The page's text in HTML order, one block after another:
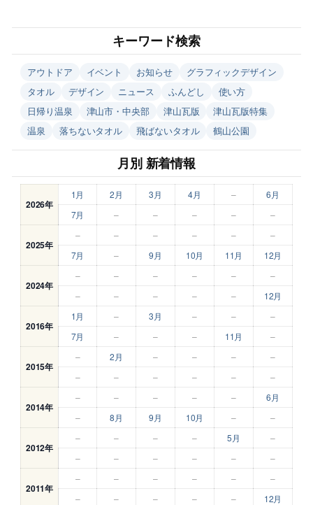
キーワード検索
アウトドア イベント お知らせ
グラフィックデザイン
タオル
デザイン ニュース ふんどし
使い方
日帰り温泉
津山市・中央部 津山瓦版
津山瓦版特集
温泉
落ちないタオル 飛ばないタオル 鶴山公園
月別 新着情報
2026年
1月 2月 3月 4月 –
6月
7月
– – – – –
2025年
– – – – –
–
7月
– 9月 10月 11月 12月
2024年
– – – – –
–
–
– – – – 12月
2016年
1月 – 3月 – –
–
7月
– – – 11月 –
2015年
– 2月 – – –
–
–
– – – – –
2014年
– – – – –
6月
–
8月 9月 10月 – –
2012年
– – – – 5月
–
–
– – – – –
2011年
– – – – –
–
–
– – – – 12月